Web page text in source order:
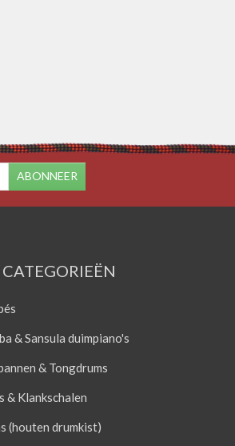
ABONNEER
& Sansula duimpiano's
& Tongdrums
& Klankschalen
(houten drumkist)